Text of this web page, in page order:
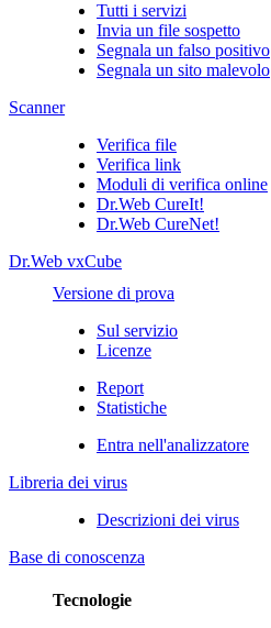
Tutti i servizi
Invia un file sospetto
Segnala un falso positivo
Segnala un sito malevolo
Scanner
Verifica file
Verifica link
Moduli di verifica online
Dr.Web CureIt!
Dr.Web CureNet!
Dr.Web vxCube
Versione di prova
Sul servizio
Licenze
Report
Statistiche
Entra nell'analizzatore
Libreria dei virus
Descrizioni dei virus
Base di conoscenza
Tecnologie